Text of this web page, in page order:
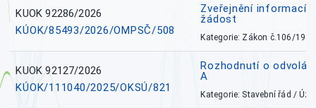
KUOK 92286/2026
KÚOK/85493/2026/OMPSČ/508
Zveřejnění informací
žádost
Kategorie: Zákon č.106/1999
KUOK 92127/2026
KÚOK/111040/2025/OKSÚ/821
Rozhodnutí o
A
Kategorie: Stavební řád /